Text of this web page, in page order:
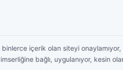
içerik olan siteyi
bağlı, uygulanıyor, kesin